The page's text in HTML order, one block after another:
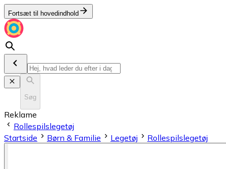
Fortsæt til hovedindhold
Søg
Reklame
Rollespilslegetøj
Startside
Børn & Familie Legetøj Rollespilslegetøj